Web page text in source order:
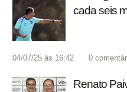
cada seis
04/07/25 às 16:42 0
Renato